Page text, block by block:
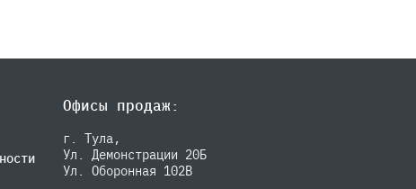
Офисы продаж:
г. Тула,
Ул. Демонстрации 20Б
Ул. Оборонная 102В